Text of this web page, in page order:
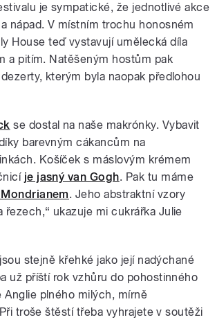
je sympatické, že jednotlivé akce
nápad. V místním trochu honosném
House teď vystavují umělecká díla
a pitím. Natěšeným hostům pak
kterým byla naopak předlohou
se dostal na naše makrónky. Vybavit
barevným cákancům na
Košíček s máslovým krémem
je jasný van Gogh. Pak tu máme
. Jeho abstraktní vzory
řezech,“ ukazuje mi cukrářka Julie
stejně křehké jako její nadýchané
už příští rok vzhůru do pohostinného
Anglie plného milých, mírně
troše štěstí třeba vyhrajete v soutěži